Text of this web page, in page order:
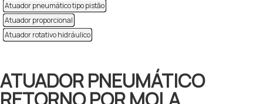
Atuador pneumático tipo pistão
Atuador proporcional
Atuador rotativo hidráulico
ATUADOR PNEUMÁTICO